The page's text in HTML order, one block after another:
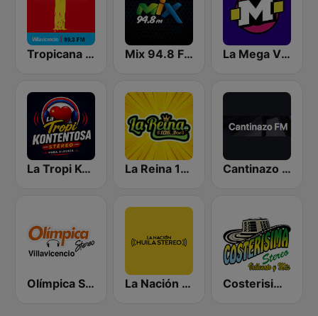
Tropicana Villavicencio 99.3 FM Mix 94.8 FM Neiva La Mega Villavicencio
La Tropi Kontentosa La Reina 106.3 FM Cantinazo FM
Olímpica Stereo Villavicencio 105.3 FM La Nación Huila Stereo Costerisima Stereo